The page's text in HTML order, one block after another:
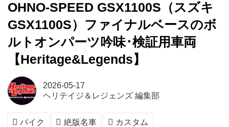
OHNO-SPEED GSX1100S（スズキ
GSX1100S）ファイナルベースのボ
ルトオンパーツ吟味･検証用車両
【Heritage&Legends】
2026-05-17
ヘリテイジ＆レジェンズ 編集部
バイク 絶版名車 カスタム